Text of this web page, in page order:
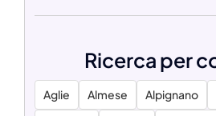
Ricerca per
Aglie Almese Alpignano